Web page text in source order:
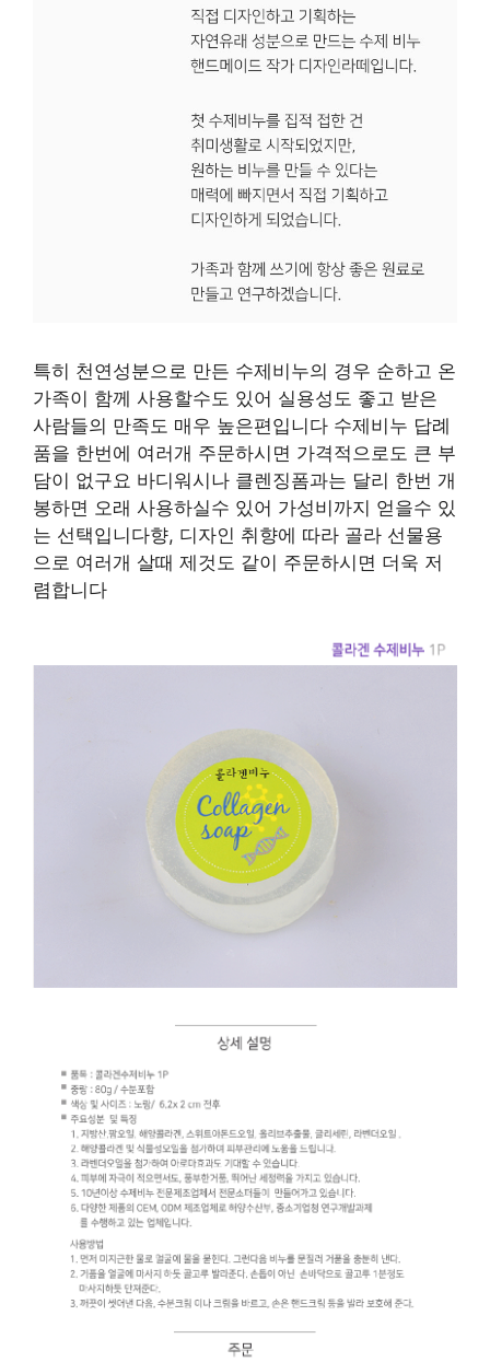
특히 천연성분으로 만든 수제비누의 경우 순하고 온
가족이 함께 사용할수도 있어 실용성도 좋고 받은
사람들의 만족도 매우 높은편입니다 수제비누 답례
품을 한번에 여러개 주문하시면 가격적으로도 큰 부
담이 없구요 바디워시나 클렌징폼과는 달리 한번 개
봉하면 오래 사용하실수 있어 가성비까지 얻을수 있
는 선택입니다향, 디자인 취향에 따라 골라 선물용
으로 여러개 살때 제것도 같이 주문하시면 더욱 저
렴합니다